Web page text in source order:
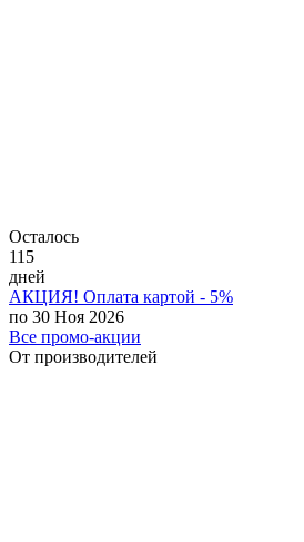
Осталось
115
дней
АКЦИЯ! Оплата картой - 5%
по 30 Ноя 2026
Все промо-акции
От производителей